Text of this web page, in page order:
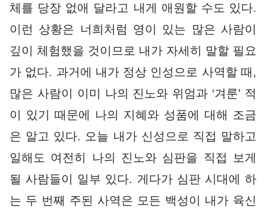
체를 당장 없애 달라고 내게 애원할 수도 있다.
이런 상황은 너희처럼 영이 있는 많은 사람이
깊이 체험했을 것이므로 내가 자세히 말할 필요
가 없다. 과거에 내가 정상 인성으로 사역할 때,
많은 사람이 이미 나의 진노와 위엄과 ‘겨룬’ 적
이 있기 때문에 나의 지혜와 성품에 대해 조금
은 알고 있다. 오늘 내가 신성으로 직접 말하고
일해도 여전히 나의 진노와 심판을 직접 보게
될 사람들이 일부 있다. 게다가 심판 시대에 하
는 두 번째 주된 사역은 모든 백성이 내가 육신